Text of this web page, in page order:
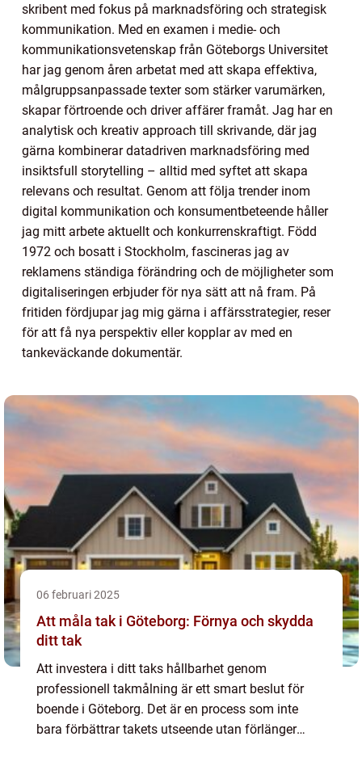
skribent med fokus på marknadsföring och strategisk
kommunikation. Med en examen i medie- och
kommunikationsvetenskap från Göteborgs Universitet
har jag genom åren arbetat med att skapa effektiva,
målgruppsanpassade texter som stärker varumärken,
skapar förtroende och driver affärer framåt. Jag har en
analytisk och kreativ approach till skrivande, där jag
gärna kombinerar datadriven marknadsföring med
insiktsfull storytelling – alltid med syftet att skapa
relevans och resultat. Genom att följa trender inom
digital kommunikation och konsumentbeteende håller
jag mitt arbete aktuellt och konkurrenskraftigt. Född
1972 och bosatt i Stockholm, fascineras jag av
reklamens ständiga förändring och de möjligheter som
digitaliseringen erbjuder för nya sätt att nå fram. På
fritiden fördjupar jag mig gärna i affärsstrategier, reser
för att få nya perspektiv eller kopplar av med en
tankeväckande dokumentär.
06 februari 2025
Att måla tak i Göteborg: Förnya och skydda
ditt tak
Att investera i ditt taks hållbarhet genom
professionell takmålning är ett smart beslut för
boende i Göteborg. Det är en process som inte
bara förbättrar takets utseende utan förlänger